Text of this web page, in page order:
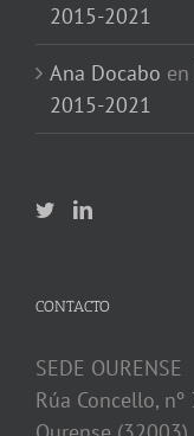
2015-2021
Ana Docabo en
2015-2021
CONTACTO
SEDE OURENSE
Rúa Concello, nº